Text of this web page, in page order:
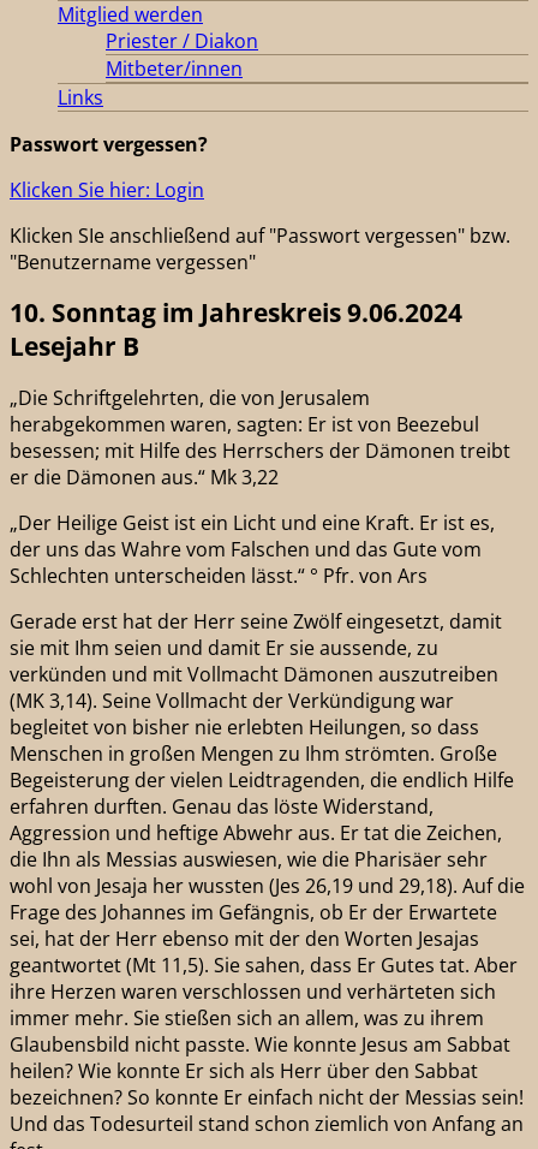
Mitglied werden
Priester / Diakon
Mitbeter/innen
Links
Passwort vergessen?
Klicken Sie hier: Login
Klicken SIe anschließend auf "Passwort vergessen" bzw.
"Benutzername vergessen"
10. Sonntag im Jahreskreis 9.06.2024
Lesejahr B
„Die Schriftgelehrten, die von Jerusalem
herabgekommen waren, sagten: Er ist von Beezebul
besessen; mit Hilfe des Herrschers der Dämonen treibt
er die Dämonen aus.“ Mk 3,22
„Der Heilige Geist ist ein Licht und eine Kraft. Er ist es,
der uns das Wahre vom Falschen und das Gute vom
Schlechten unterscheiden lässt.“ ° Pfr. von Ars
Gerade erst hat der Herr seine Zwölf eingesetzt, damit
sie mit Ihm seien und damit Er sie aussende, zu
verkünden und mit Vollmacht Dämonen auszutreiben
(MK 3,14). Seine Vollmacht der Verkündigung war
begleitet von bisher nie erlebten Heilungen, so dass
Menschen in großen Mengen zu Ihm strömten. Große
Begeisterung der vielen Leidtragenden, die endlich Hilfe
erfahren durften. Genau das löste Widerstand,
Aggression und heftige Abwehr aus. Er tat die Zeichen,
die Ihn als Messias auswiesen, wie die Pharisäer sehr
wohl von Jesaja her wussten (Jes 26,19 und 29,18). Auf die
Frage des Johannes im Gefängnis, ob Er der Erwartete
sei, hat der Herr ebenso mit der den Worten Jesajas
geantwortet (Mt 11,5). Sie sahen, dass Er Gutes tat. Aber
ihre Herzen waren verschlossen und verhärteten sich
immer mehr. Sie stießen sich an allem, was zu ihrem
Glaubensbild nicht passte. Wie konnte Jesus am Sabbat
heilen? Wie konnte Er sich als Herr über den Sabbat
bezeichnen? So konnte Er einfach nicht der Messias sein!
Und das Todesurteil stand schon ziemlich von Anfang an